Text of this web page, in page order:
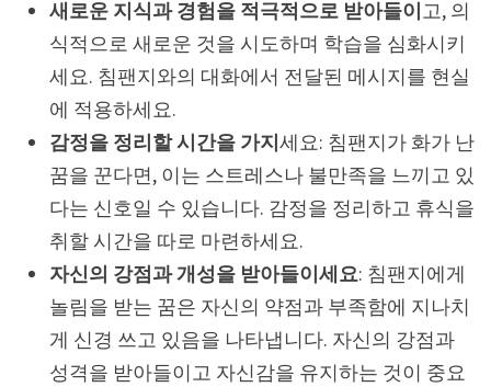
새로운 지식과 경험을 적극적으로 받아들이고, 의
식적으로 새로운 것을 시도하며 학습을 심화시키
세요. 침팬지와의 대화에서 전달된 메시지를 현실
에 적용하세요.
감정을 정리할 시간을 가지세요: 침팬지가 화가 난
꿈을 꾼다면, 이는 스트레스나 불만족을 느끼고 있
다는 신호일 수 있습니다. 감정을 정리하고 휴식을
취할 시간을 따로 마련하세요.
자신의 강점과 개성을 받아들이세요: 침팬지에게
놀림을 받는 꿈은 자신의 약점과 부족함에 지나치
게 신경 쓰고 있음을 나타냅니다. 자신의 강점과
성격을 받아들이고 자신감을 유지하는 것이 중요